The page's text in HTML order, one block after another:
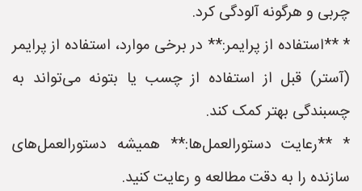
چربی و هرگونه آلودگی کرد.
* **استفاده از پرایمر:** در برخی موارد، استفاده از پرایمر
(آستر) قبل از استفاده از چسب یا بتونه می‌تواند به
چسبندگی بهتر کمک کند.
* **رعایت دستورالعمل‌ها:** همیشه دستورالعمل‌های
سازنده را به دقت مطالعه و رعایت کنید.